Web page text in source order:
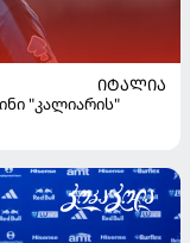
ᲘᲢᲐᲚᲘᲐ
"კალიარის"